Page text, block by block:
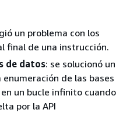
un problema con los
final de una instrucción.
de datos: se solucionó un
de las bases
un bucle infinito cuando
por la API